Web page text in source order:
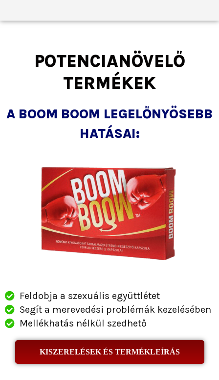
POTENCIANÖVELŐ
TERMÉKEK
A BOOM BOOM LEGELŐNYÖSEBB
HATÁSAI:
Feldobja a szexuális együttlétet
Segít a merevedési problémák kezelésében
Mellékhatás nélkül szedhető
KISZERELÉSEK ÉS TERMÉKLEÍRÁS